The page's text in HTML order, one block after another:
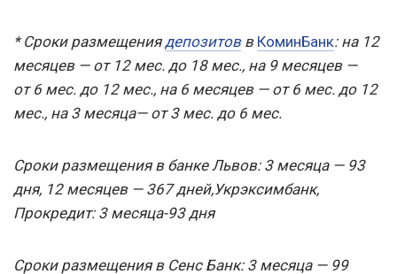
* Сроки размещениядепозитовв КоминБанк: на 12
месяцев — от 12 мес. до 18 мес., на 9 месяцев —
от 6 мес. до 12 мес., на 6 месяцев — от 6 мес. до 12
мес., на 3 месяца— от 3 мес. до 6 мес.
Сроки размещения в банке Львов: 3 месяца — 93
дня, 12 месяцев — 367 дней,Укрэксимбанк,
Прокредит: 3 месяца-93 дня
Сроки размещения в Сенс Банк: 3 месяца — 99